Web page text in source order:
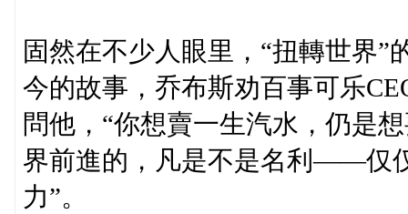
固然在不少人眼里，“扭轉世界
今的故事，乔布斯劝百事可乐
問他，“你想賣一生汽水，仍是
界前進的，凡是不是名利——仅
力”。